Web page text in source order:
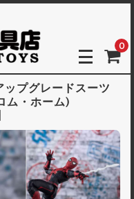
0
プグレードスーツ
ム・ホーム)